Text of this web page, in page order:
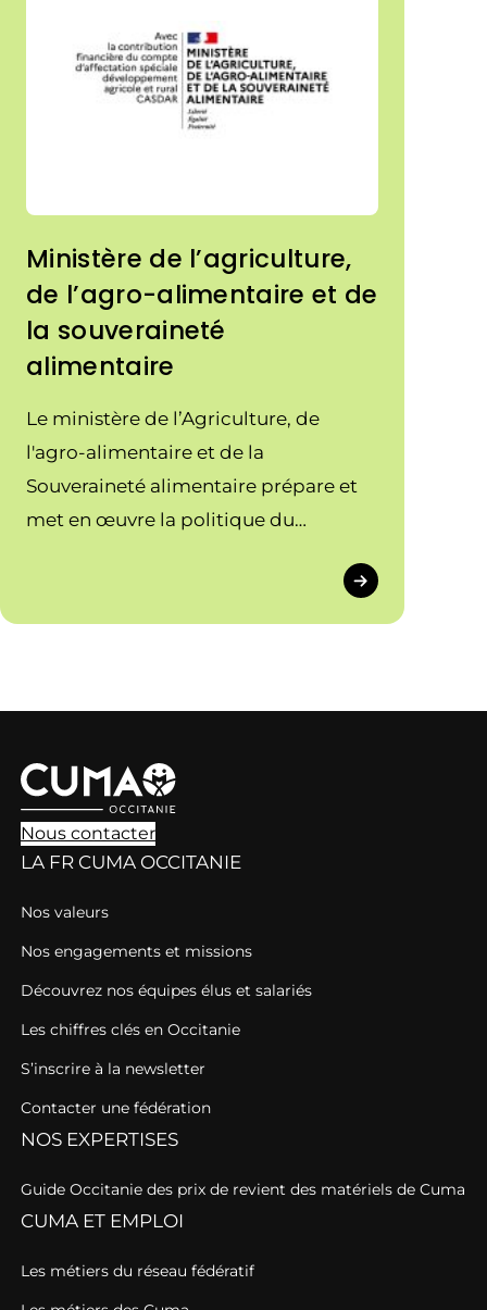
Ministère de l’agriculture,
de l’agro-alimentaire et de
la souveraineté
alimentaire
Le ministère de l’Agriculture, de
l'agro-alimentaire et de la
Souveraineté alimentaire prépare et
met en œuvre la politique du
Nous contacter
LA FR CUMA OCCITANIE
Nos valeurs
Nos engagements et missions
Découvrez nos équipes élus et salariés
Les chiffres clés en Occitanie
S’inscrire à la newsletter
Contacter une fédération
NOS EXPERTISES
Guide Occitanie des prix de revient des matériels de Cuma
CUMA ET EMPLOI
Les métiers du réseau fédératif